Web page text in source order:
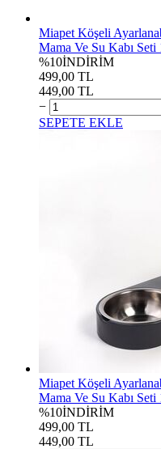
Miapet Köşeli
Mama Ve Su Kabı
%10İNDİRİM
499,00 TL
449,00 TL
−
SEPETE EKLE
Miapet Köşeli
Mama Ve Su Kabı
%10İNDİRİM
499,00 TL
449,00 TL